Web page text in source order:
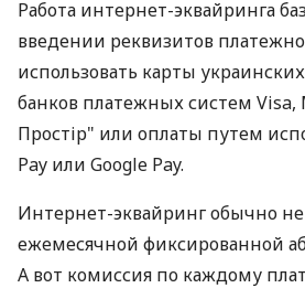
Работа интернет-эквайринга
введении реквизитов
использовать карты
банков платежных систем Visa,
Простір" или оплаты путем
Pay или Google Pay.
Интернет-эквайринг обычно не
ежемесячной фиксированной
А вот комиссия по каждому